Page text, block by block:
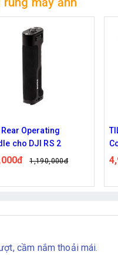
Operating
cho DJI RS 2
1,190,000đ
2
cầm nắm thoải mái.